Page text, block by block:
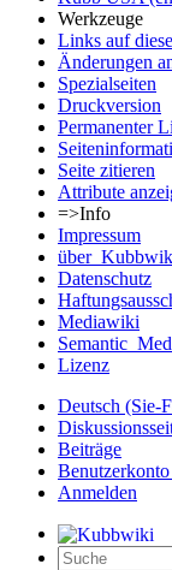
Werkzeuge
Links auf
Änderungen
Spezialseiten
Druckversion
Permanenter
Seite zitieren
Attribute
=>Info
Impressum
Datenschutz
Mediawiki
Lizenz
Deutsch (Sie-
Beiträge
Benutzerkonto
Anmelden